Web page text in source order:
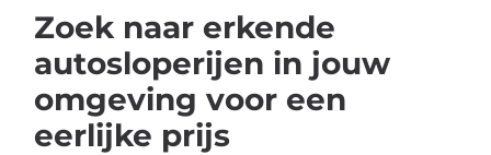
Zoek naar erkende
autosloperijen in jouw
omgeving voor een
eerlijke prijs